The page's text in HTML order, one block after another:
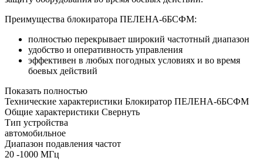
Преимущества блокиратора ПЕЛЕНА-6БСФМ:
полностью перекрывает широкий частотный диапазон
удобство и оперативность управления
эффективен в любых погодных условиях и во время
боевых действий
Показать полностью
Технические характеристики Блокиратор ПЕЛЕНА-6БСФМ
Общие характеристики Свернуть
Тип устройства
автомобильное
Диапазон подавления частот
20 -1000 МГц